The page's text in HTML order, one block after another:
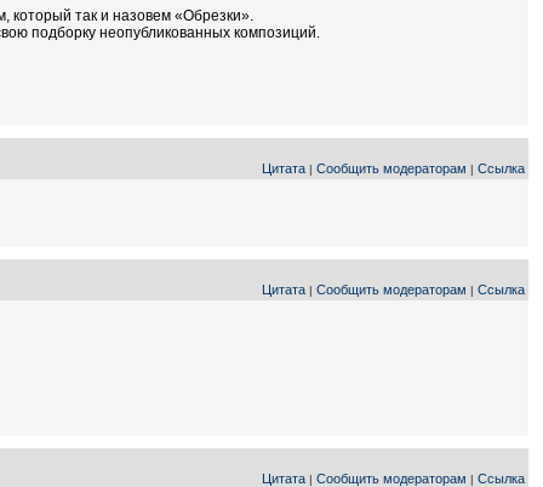
который так и назовем «Обрезки».
подборку неопубликованных композиций.
Цитата | Сообщить модераторам | Ссылка
Цитата | Сообщить модераторам | Ссылка
Цитата | Сообщить модераторам | Ссылка